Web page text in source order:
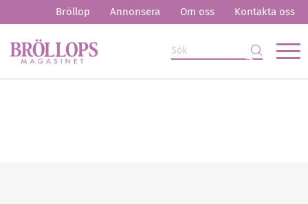
Bröllop Annonsera Om oss Kontakta oss